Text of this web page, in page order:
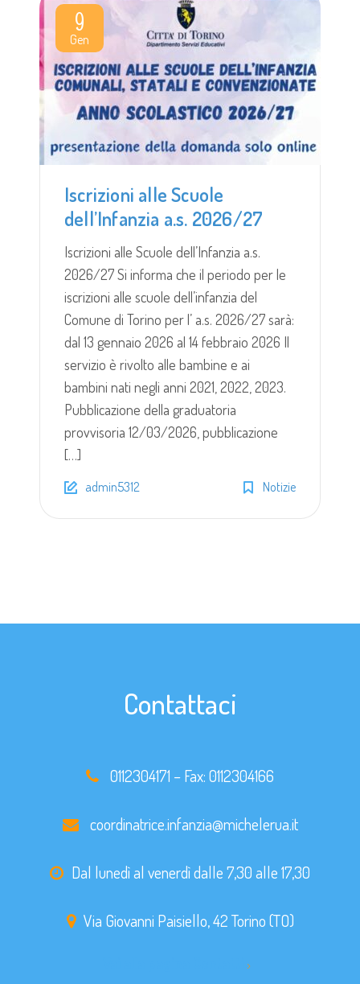
9
Gen
Iscrizioni alle Scuole
dell’Infanzia a.s. 2026/27
Iscrizioni alle Scuole dell’Infanzia a.s.
2026/27 Si informa che il periodo per le
iscrizioni alle scuole dell’infanzia del
Comune di Torino per l’ a.s. 2026/27 sarà:
dal 13 gennaio 2026 al 14 febbraio 2026 Il
servizio è rivolto alle bambine e ai
bambini nati negli anni 2021, 2022, 2023.
Pubblicazione della graduatoria
provvisoria 12/03/2026, pubblicazione
[…]
admin5312 Notizie
Contattaci
0112304171 – Fax:0112304166
coordinatrice.infanzia@michelerua.it
Dal lunedì al venerdì dalle 7,30 alle 17,30
Via Giovanni Paisiello, 42 Torino (TO)